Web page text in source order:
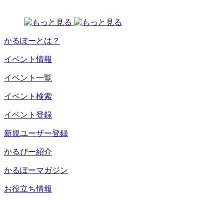
かるぽーとは？
イベント情報
イベント一覧
イベント検索
イベント登録
新規ユーザー登録
かるぴー紹介
かるぽーマガジン
お役立ち情報